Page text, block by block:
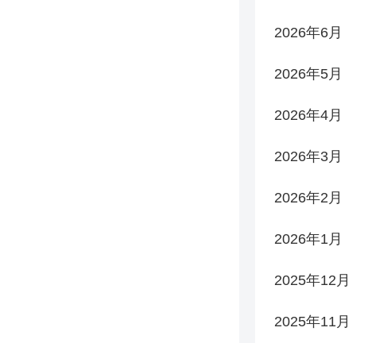
2026年6月
2026年5月
2026年4月
2026年3月
2026年2月
2026年1月
2025年12月
2025年11月